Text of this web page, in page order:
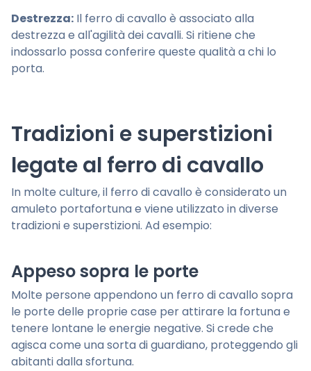
Destrezza: Il ferro di cavallo è associato alla
destrezza e all'agilità dei cavalli. Si ritiene che
indossarlo possa conferire queste qualità a chi lo
porta.
Tradizioni e superstizioni
legate al ferro di cavallo
In molte culture, il ferro di cavallo è considerato un
amuleto portafortuna e viene utilizzato in diverse
tradizioni e superstizioni. Ad esempio:
Appeso sopra le porte
Molte persone appendono un ferro di cavallo sopra
le porte delle proprie case per attirare la fortuna e
tenere lontane le energie negative. Si crede che
agisca come una sorta di guardiano, proteggendo gli
abitanti dalla sfortuna.